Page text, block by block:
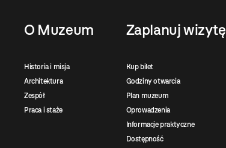
O Muzeum
Historia i misja
Architektura
Zespół
Praca i staże
Zaplanuj wizytę
Kup bilet
Godziny otwarcia
Plan muzeum
Oprowadzenia
Informacje praktyczne
Dostępność